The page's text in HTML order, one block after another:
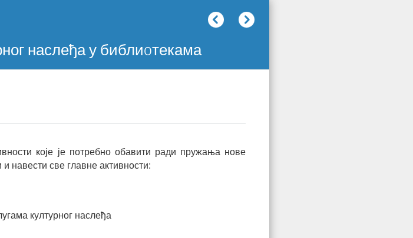
наслеђа у библиoтекама
Prethodni
које је потребно обавити ради пружања нове
навести све главне активности:
културног наслеђа